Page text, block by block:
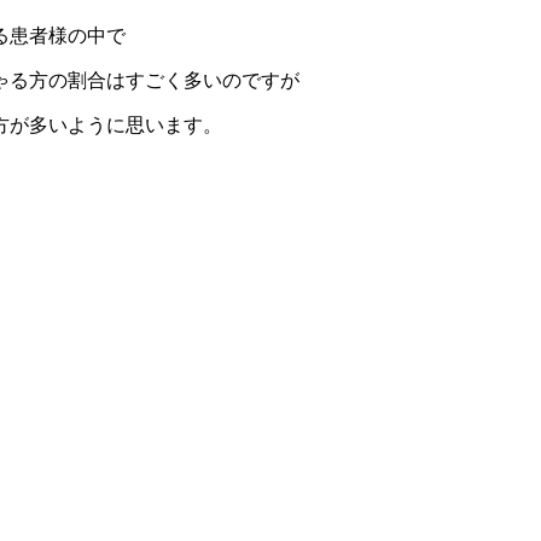
患者様の中で
る方の割合はすごく多いのですが
多いように思います。